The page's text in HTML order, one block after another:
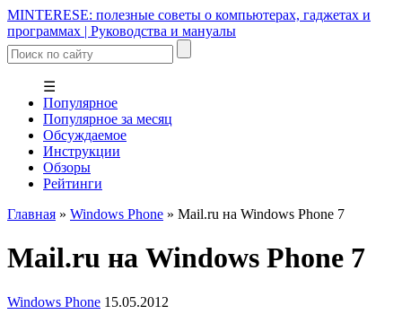
MINTERESE: полезные советы о компьютерах, гаджетах и
программах | Руководства и мануалы
☰
Популярное
Популярное за месяц
Обсуждаемое
Инструкции
Обзоры
Рейтинги
Главная » Windows Phone » Mail.ru на Windows Phone 7
Mail.ru на Windows Phone 7
Windows Phone 15.05.2012